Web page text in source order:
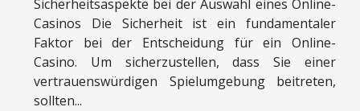
Sicherheitsaspekte bei der Auswahl eines Online-
Casinos Die Sicherheit ist ein fundamentaler
Faktor bei der Entscheidung für ein Online-
Casino. Um sicherzustellen, dass Sie einer
vertrauenswürdigen Spielumgebung beitreten,
sollten...